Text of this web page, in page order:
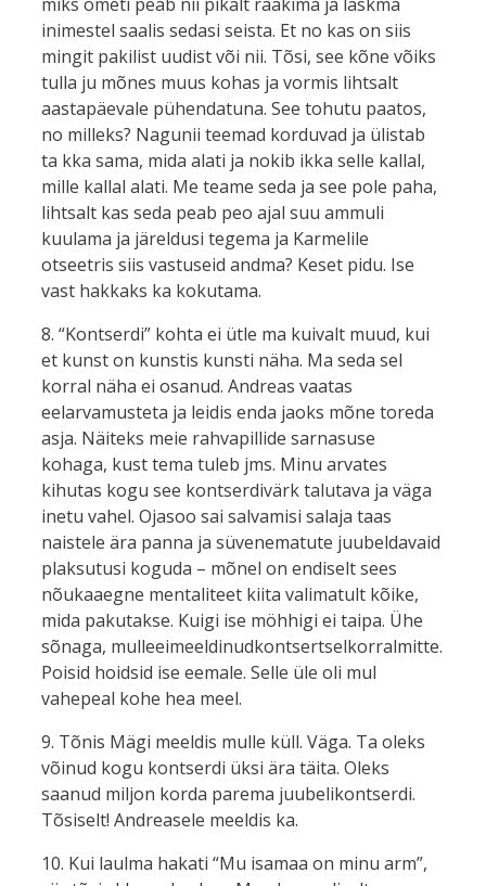
inimestel saalis sedasi seista. Et no kas on siis
mingit pakilist uudist või nii. Tõsi, see kõne võiks
tulla ju mõnes muus kohas ja vormis lihtsalt
aastapäevale pühendatuna. See tohutu paatos,
no milleks? Nagunii teemad korduvad ja ülistab
ta kka sama, mida alati ja nokib ikka selle kallal,
mille kallal alati. Me teame seda ja see pole paha,
lihtsalt kas seda peab peo ajal suu ammuli
kuulama ja järeldusi tegema ja Karmelile
otseetris siis vastuseid andma? Keset pidu. Ise
vast hakkaks ka kokutama.
8. “Kontserdi” kohta ei ütle ma kuivalt muud, kui
et kunst on kunstis kunsti näha. Ma seda sel
korral näha ei osanud. Andreas vaatas
eelarvamusteta ja leidis enda jaoks mõne toreda
asja. Näiteks meie rahvapillide sarnasuse
kohaga, kust tema tuleb jms. Minu arvates
kihutas kogu see kontserdivärk talutava ja väga
inetu vahel. Ojasoo sai salvamisi salaja taas
naistele ära panna ja süvenematute juubeldavaid
plaksutusi koguda – mõnel on endiselt sees
nõukaaegne mentaliteet kiita valimatult kõike,
mida pakutakse. Kuigi ise möhhigi ei taipa. Ühe
sõnaga, mulleeimeeldinudkontsertselkorralmitte.
Poisid hoidsid ise eemale. Selle üle oli mul
vahepeal kohe hea meel.
9. Tõnis Mägi meeldis mulle küll. Väga. Ta oleks
võinud kogu kontserdi üksi ära täita. Oleks
saanud miljon korda parema juubelikontserdi.
Tõsiselt! Andreasele meeldis ka.
10. Kui laulma hakati “Mu isamaa on minu arm”,